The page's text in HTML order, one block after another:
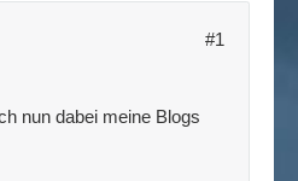
#1
nun dabei meine Blogs